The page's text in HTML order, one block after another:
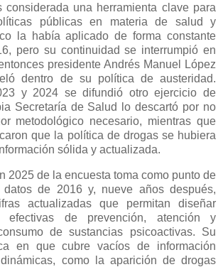
considerada una herramienta clave para
públicas en materia de salud y
la había aplicado de forma constante
pero su continuidad se interrumpió en
presidente Andrés Manuel López
dentro de su política de austeridad.
y 2024 se difundió otro ejercicio de
Secretaría de Salud lo descartó por no
metodológico necesario, mientras que
que la política de drogas se hubiera
sólida y actualizada.
2025 de la encuesta toma como punto de
datos de 2016 y, nueve años después,
actualizadas que permitan diseñar
efectivas de prevención, atención y
de sustancias psicoactivas. Su
en que cubre vacíos de información
como la aparición de drogas